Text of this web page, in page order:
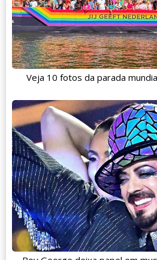
Veja 10 fotos da parada